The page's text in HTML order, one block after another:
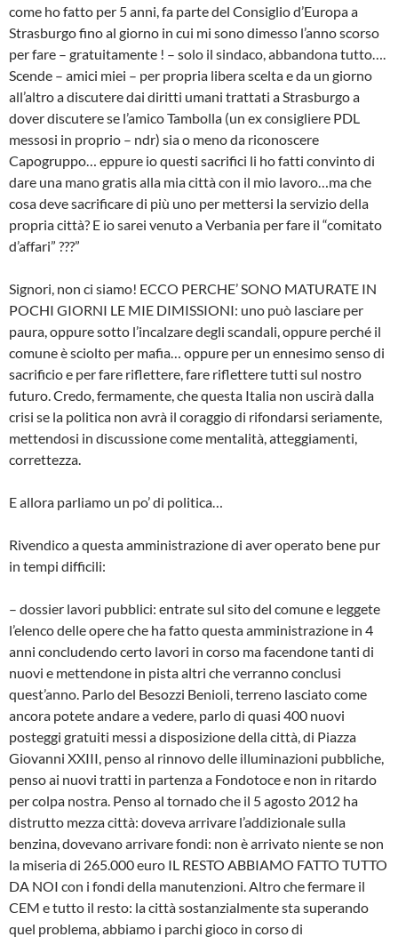
come ho fatto per 5 anni, fa parte del Consiglio d’Europa a
Strasburgo fino al giorno in cui mi sono dimesso l’anno scorso
per fare – gratuitamente ! – solo il sindaco, abbandona tutto….
Scende – amici miei – per propria libera scelta e da un giorno
all’altro a discutere dai diritti umani trattati a Strasburgo a
dover discutere se l’amico Tambolla (un ex consigliere PDL
messosi in proprio – ndr) sia o meno da riconoscere
Capogruppo… eppure io questi sacrifici li ho fatti convinto di
dare una mano gratis alla mia città con il mio lavoro…ma che
cosa deve sacrificare di più uno per mettersi la servizio della
propria città? E io sarei venuto a Verbania per fare il “comitato
d’affari” ???”
Signori, non ci siamo! ECCO PERCHE’ SONO MATURATE IN
POCHI GIORNI LE MIE DIMISSIONI: uno può lasciare per
paura, oppure sotto l’incalzare degli scandali, oppure perché il
comune è sciolto per mafia… oppure per un ennesimo senso di
sacrificio e per fare riflettere, fare riflettere tutti sul nostro
futuro. Credo, fermamente, che questa Italia non uscirà dalla
crisi se la politica non avrà il coraggio di rifondarsi seriamente,
mettendosi in discussione come mentalità, atteggiamenti,
correttezza.
E allora parliamo un po’ di politica…
Rivendico a questa amministrazione di aver operato bene pur
in tempi difficili:
– dossier lavori pubblici: entrate sul sito del comune e leggete
l’elenco delle opere che ha fatto questa amministrazione in 4
anni concludendo certo lavori in corso ma facendone tanti di
nuovi e mettendone in pista altri che verranno conclusi
quest’anno. Parlo del Besozzi Benioli, terreno lasciato come
ancora potete andare a vedere, parlo di quasi 400 nuovi
posteggi gratuiti messi a disposizione della città, di Piazza
Giovanni XXIII, penso al rinnovo delle illuminazioni pubbliche,
penso ai nuovi tratti in partenza a Fondotoce e non in ritardo
per colpa nostra. Penso al tornado che il 5 agosto 2012 ha
distrutto mezza città: doveva arrivare l’addizionale sulla
benzina, dovevano arrivare fondi: non è arrivato niente se non
la miseria di 265.000 euro IL RESTO ABBIAMO FATTO TUTTO
DA NOI con i fondi della manutenzioni. Altro che fermare il
CEM e tutto il resto: la città sostanzialmente sta superando
quel problema, abbiamo i parchi gioco in corso di